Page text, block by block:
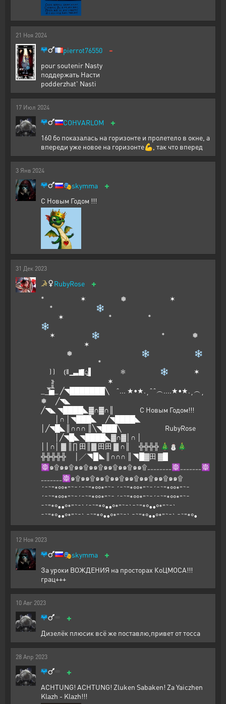
21 Ноя 2024
pierrot76550 -
pour soutenir Nasty
поддержать Насти
podderzhat' Nasti
17 Июл 2024
COHVARLOM +
160 бо показалась на горизонте и пролетело в окне, а
впереди уже новое на горизонте💪, так что вперед
3 Янв 2024
🎭skymma +
С Новым Годом !!!
31 Дек 2023
RubyRose +
* ✶ ❅ ✶
* ❄
✶ * *
❄
✶ ❄ * ❅
✶
❅ ❄ ❄
*
) ) ⦅‖ ͇͇ ͇͇▃▇͇͇͌̿̿⌂͇͇▌ ❅ ❄ ✶
✶
__̅̏̏̏̏̋̋̏̏▅̅̏̏̏̋̏_ ╱◥███████╲ ˆ... ★•★.¸ˆˆ︵....★•★.¸︵¸
❅ ╱◥◣
╱◥◣ ◥████◣▓∩▓∩║ С Новым Годом!!!
│∩ │◥███◣ ╱◥████◣
│╱◥█◣║∩∩∩ ║╲◥███╲ RubyRose
│╱◥█◣◥████◣▓∩▓│∩ │
││∩│ ▓ ║∏ 田║▓ 田田 ▓ ∩║ ╬╬╬╬ 🎄⛄🎄
╬╬╬╬╬ │╱◥█◣║∩∩∩ ║◥█▓田 ▓█
☸๑۩๑๑۩๑๑۩๑๑۩๑๑۩๑๑۩๑๑۩„„„„„„„„☸„„„„„„„☸
„„„„„„„☸๑۩๑๑۩๑๑۩๑๑۩๑๑۩๑๑۩๑๑۩๑๑۩
´¯˜"*°°*"˜¯´¯˜"*°°*"˜¯ ´¯˜"*°°*"˜¯´¯˜"*°°*"˜¯
´¯˜"*°°*"˜¯´¯˜"*°°*"˜¯ ´¯˜"*°°*"˜¯´¯˜"*°°*"˜¯
¯˜"*°••°*"˜¯`´¯˜"*°••°*"˜¯`¯˜"*°••°*"˜¯`
¯˜"*°••°*"˜¯` ¯˜"*°••°*"˜¯` ¯˜"*°••°*"˜¯` ¯˜"*°•
12 Ноя 2023
🎭skymma +
За уроки ВОЖДЕНИЯ на просторах КоЦМОСА!!!
грац+++
10 Авг 2023
+
Дизелёк плюсик всё же поставлю,привет от тосса
28 Апр 2023
+
ACHTUNG! ACHTUNG! Zluken Sabaken! Za Yaiczhen
Klazh - Klazh!!!